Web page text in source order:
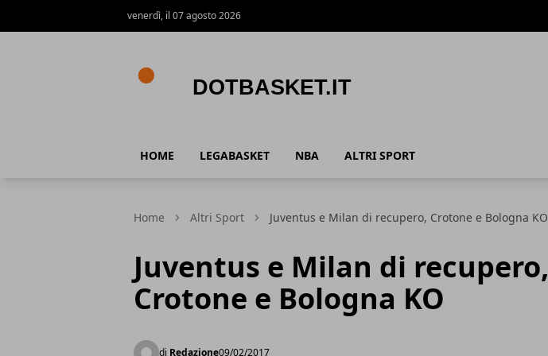
venerdì, il 07 agosto 2026
HOME LEGABASKET NBA ALTRI SPORT
Home Altri Sport Juventus e Milan di recupero, Crotone e Bologna KO
Juventus e Milan di recupero,
Crotone e Bologna KO
di Redazione09/02/2017